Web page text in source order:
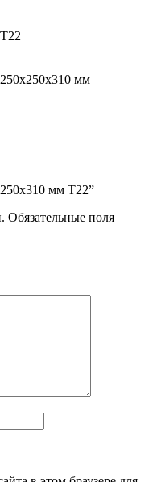
Т22
250х250х310 мм
мм Т22”
Обязательные поля